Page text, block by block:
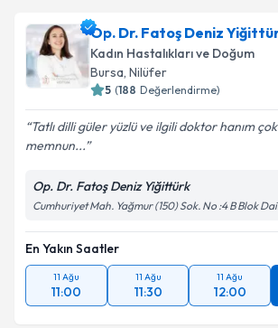
Op. Dr. Fatoş Deniz
Kadın Hastalıkları ve Doğum
Bursa, Nilüfer
5 (188 Değerlendirme)
Tatlı dilli güler yüzlü ve ilgili doktor hanım çok
memnun...
Op. Dr. Fatoş Deniz Yiğittürk
Cumhuriyet Mah. Yağmur (150) Sok. No :4 B Blok
En Yakın Saatler
11 Ağu
11:00
11 Ağu
11:30
11 Ağu
12:00